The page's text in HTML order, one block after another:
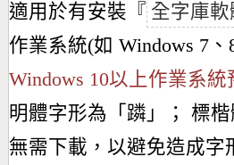
適用於有安裝『 全字庫軟
作業系統(如 Windows 7、
Windows 10以上作業系
明體字形為「 蹸 」； 標
無需下載，以避免造成字